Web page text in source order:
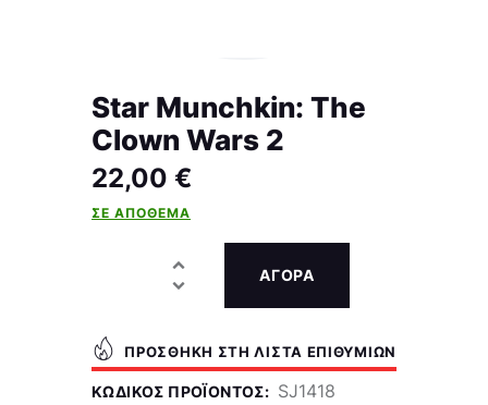
Star Munchkin: The
Clown Wars 2
22,00 €
ΣΕ ΑΠΌΘΕΜΑ
ΑΓΟΡΑ
ΠΡΟΣΘΉΚΗ ΣΤΗ ΛΊΣΤΑ ΕΠΙΘΥΜΙΏΝ
ΚΩΔΙΚΌΣ ΠΡΟΪΌΝΤΟΣ: SJ1418